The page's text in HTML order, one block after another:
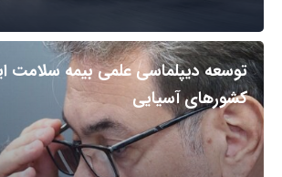
توسعه دیپلماسی علمی بیمه سلامت
کشورهای آسیایی